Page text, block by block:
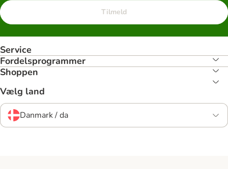
Tilmeld
Service
Fordelsprogrammer
Shoppen
Vælg land
Danmark / da